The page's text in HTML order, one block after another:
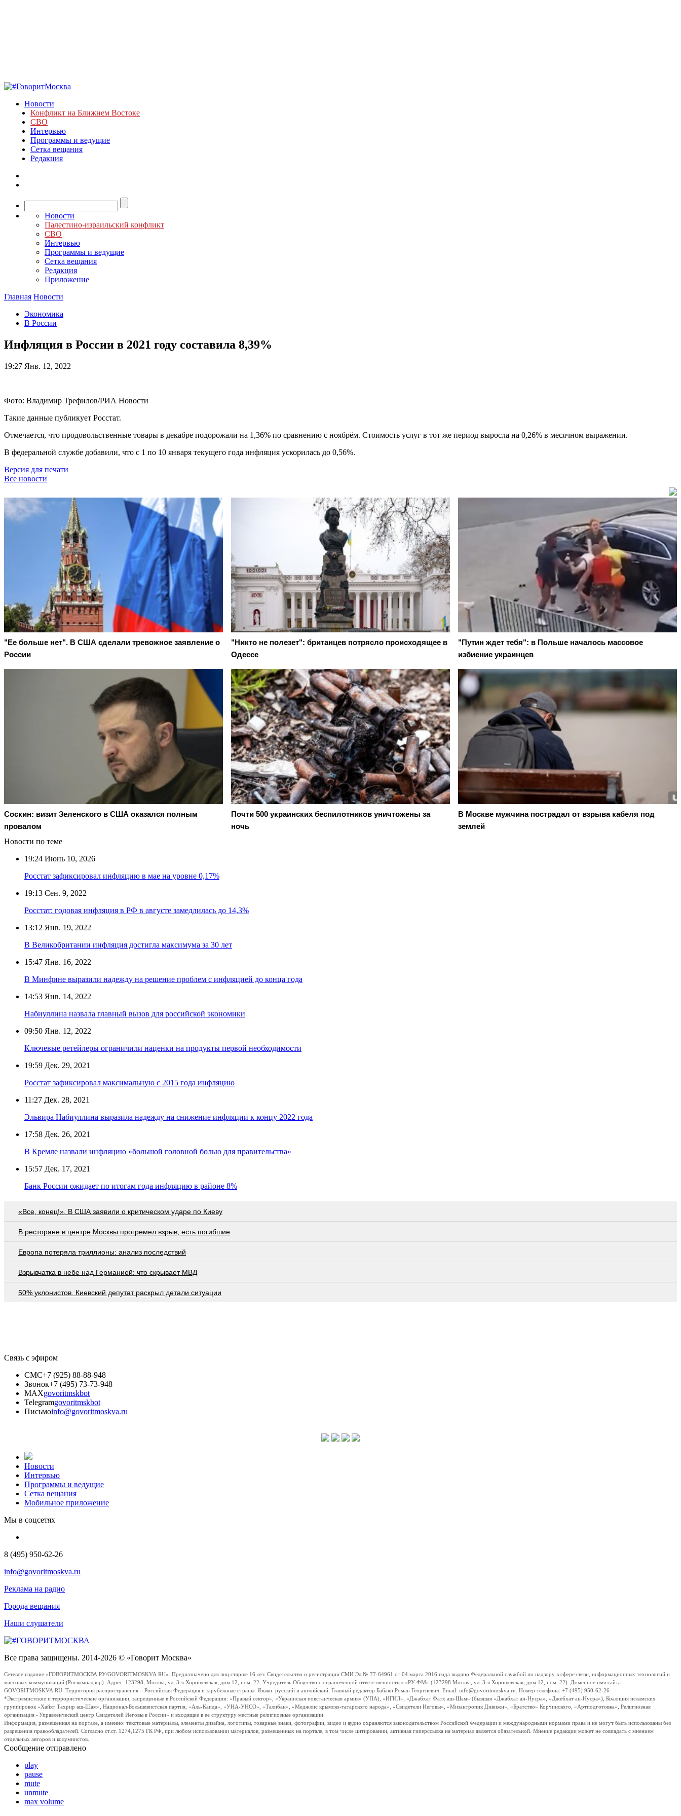
Новости
Конфликт на Ближнем Востоке
СВО
Интервью
Программы и ведущие
Сетка вещания
Редакция
Новости
Палестино-израильский конфликт
СВО
Интервью
Программы и ведущие
Сетка вещания
Редакция
Приложение
Главная Новости
Экономика
В России
Инфляция в России в 2021 году составила 8,39%
19:27 Янв. 12, 2022
Фото: Владимир Трефилов/РИА Новости
Такие данные публикует Росстат.
Отмечается, что продовольственные товары в декабре подорожали на 1,36% по сравнению с ноябрём. Стоимость услуг в тот же период выросла на 0,26% в месячном выражении.
В федеральной службе добавили, что с 1 по 10 января текущего года инфляция ускорилась до 0,56%.
Версия для печати
Все новости
"Ее больше нет". В США сделали тревожное заявление о
России
"Никто не полезет": британцев потрясло происходящее в
Одессе
"Путин ждет тебя": в Польше началось массовое
избиение украинцев
Соскин: визит Зеленского в США оказался полным
провалом
Почти 500 украинских беспилотников уничтожены за
ночь
В Москве мужчина пострадал от взрыва кабеля под
землей
Новости по теме
19:24 Июнь 10, 2026
Росстат зафиксировал инфляцию в мае на уровне 0,17%
19:13 Сен. 9, 2022
Росстат: годовая инфляция в РФ в августе замедлилась до 14,3%
13:12 Янв. 19, 2022
В Великобритании инфляция достигла максимума за 30 лет
15:47 Янв. 16, 2022
В Минфине выразили надежду на решение проблем с инфляцией до конца года
14:53 Янв. 14, 2022
Набиуллина назвала главный вызов для российской экономики
09:50 Янв. 12, 2022
Ключевые ретейлеры ограничили наценки на продукты первой необходимости
19:59 Дек. 29, 2021
Росстат зафиксировал максимальную с 2015 года инфляцию
11:27 Дек. 28, 2021
Эльвира Набиуллина выразила надежду на снижение инфляции к концу 2022 года
17:58 Дек. 26, 2021
В Кремле назвали инфляцию «большой головной болью для правительства»
15:57 Дек. 17, 2021
Банк России ожидает по итогам года инфляцию в районе 8%
«Все, конец!». В США заявили о критическом ударе по Киеву
В ресторане в центре Москвы прогремел взрыв, есть погибшие
Европа потеряла триллионы: анализ последствий
Взрывчатка в небе над Германией: что скрывает МВД
50% уклонистов. Киевский депутат раскрыл детали ситуации
Связь с эфиром
СМС+7 (925) 88-88-948
Звонок+7 (495) 73-73-948
MAXgovoritmskbot
Telegramgovoritmskbot
Письмоinfo@govoritmoskva.ru
Новости
Интервью
Программы и ведущие
Сетка вещания
Мобильное приложение
Мы в соцсетях
8 (495) 950-62-26
info@govoritmoskva.ru
Реклама на радио
Города вещания
Наши слушатели
Все права защищены. 2014-2026 © «Говорит Москва»
Сетевое издание «ГОВОРИТМОСКВА.РУ/GOVORITMOSKVA.RU». Предназначено для лиц старше 16 лет. Свидетельство о регистрации СМИ Эл № 77-64961 от 04 марта 2016 года выдано Федеральной службой по надзору в сфере связи, информационных технологий и
массовых коммуникаций (Роскомнадзор). Адрес: 123298, Москва, ул. 3-я Хорошевская, дом 12, пом. 22. Учредитель Общество с ограниченной ответственностью «РУ ФМ» (123298 Москва, ул. 3-я Хорошевская, дом 12, пом. 22). Доменное имя сайта
GOVORITMOSKVA.RU. Территория распространения – Российская Федерация и зарубежные страны. Языки: русский и английский. Главный редактор Бабаян Роман Георгиевич. Email: info@govoritmoskva.ru. Номер телефона: +7 (495) 950-62-26
*Экстремистские и террористические организации, запрещенные в Российской Федерации: «Правый сектор», «Украинская повстанческая армия» (УПА), «ИГИЛ», «Джабхат Фатх аш-Шам» (бывшая «Джабхат ан-Нусра», «Джебхат ан-Нусра»), Коалиция исламских
группировок «Хайят Тахрир аш-Шам», Национал-Большевистская партия, «Аль-Каида», «УНА-УНСО», «Талибан», «Меджлис крымско-татарского народа», «Свидетели Иеговы», «Мизантропик Дивижн», «Братство» Корчинского, «Артподготовка», Религиозная
организация «Управленческий центр Свидетелей Иеговы в России» и входящие в ее структуру местные религиозные организации.
Информация, размещенная на портале, а именно: текстовые материалы, элементы дизайна, логотипы, товарные знаки, фотографии, видео и аудио охраняются законодательством Российской Федерации и международными нормами права и не могут быть использованы без
разрешения правообладателей. Согласно ст.ст. 1274,1275 ГК РФ, при любом использовании материалов, размещенных на портале, в том числе цитировании, активная гиперссылка на материал является обязательной. Мнение редакции может не совпадать с мнением
отдельных авторов и колумнистов.
Сообщение отправлено
play
pause
mute
unmute
max volume